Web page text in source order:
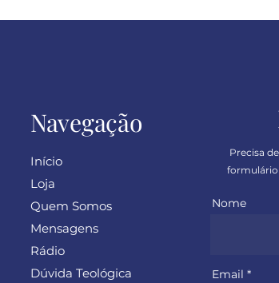
Navegação
Início
Loja
Quem Somos
Mensagens
Rádio
Dúvida Teológica
Precisa
formulário
Nome
Email